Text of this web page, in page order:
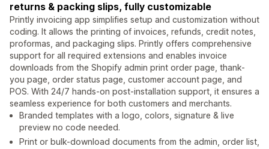
returns & packing slips, fully customizable
Printly invoicing app simplifies setup and customization without
coding. It allows the printing of invoices, refunds, credit notes,
proformas, and packaging slips. Printly offers comprehensive
support for all required extensions and enables invoice
downloads from the Shopify admin print order page, thank-
you page, order status page, customer account page, and
POS. With 24/7 hands-on post-installation support, it ensures a
seamless experience for both customers and merchants.
Branded templates with a logo, colors, signature & live
preview no code needed.
Print or bulk-download documents from the admin, order list,